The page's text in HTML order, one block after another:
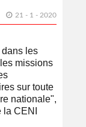
21 - 1 - 2020
les
missions
sur toute
nationale",
CENI